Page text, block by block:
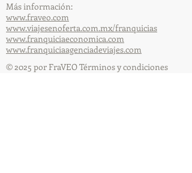
Más información:
www.fraveo.com
www.viajesenoferta.com.mx/franquicias
www.franquiciaeconomica.com
www.franquiciaagenciadeviajes.com
© 2025 por FraVEO Términos y condiciones